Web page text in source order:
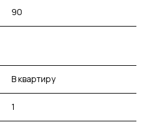
90
В квартиру
1